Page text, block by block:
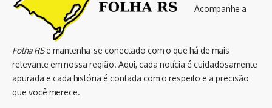
Acompanhe a
Folha RSe mantenha-se conectado com o que há de mais
relevante em nossa região. Aqui, cada notícia é cuidadosamente
apurada e cada história é contada com o respeito e a precisão
que você merece.